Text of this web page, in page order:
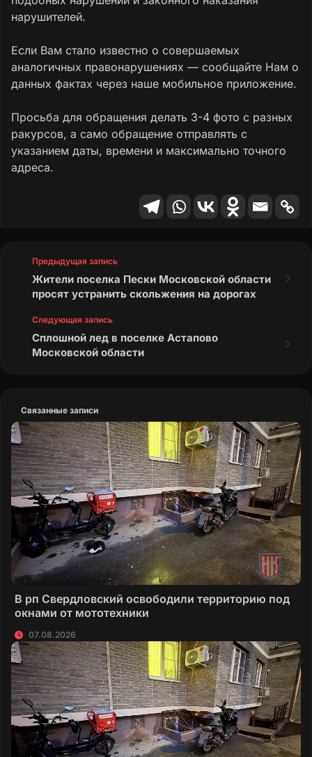
нарушителей.
Если Вам стало известно о совершаемых
аналогичных правонарушениях — сообщайте Нам о
данных фактах через наше мобильное приложение.
Просьба для обращения делать 3-4 фото с разных
ракурсов, а само обращение отправлять с
указанием даты, времени и максимально точного
адреса.
Предыдущая запись
Жители поселка Пески Московской области
просят устранить скольжения на дорогах
Следующая запись
Сплошной лед в поселке Астапово
Московской области
Связанные записи
В рп Свердловский освободили территорию под
окнами от мототехники
07.08.2026